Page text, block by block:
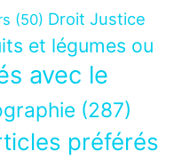
(50) Droit Justice
et légumes ou
avec le
(287)
préférés